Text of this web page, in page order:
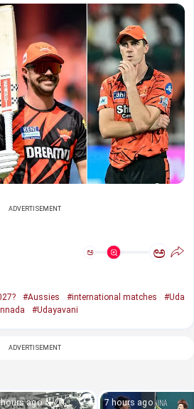
ADVERTISEMENT
ಅ ಅ
#Aussies #international matches
#Uda
#Udayavani
ADVERTISEMENT
ago 7 hours ago